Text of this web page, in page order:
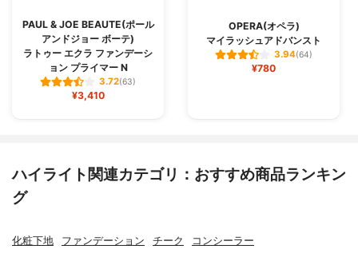
PAUL & JOE BEAUTE(ポール
アンドジョー ボーテ)
ラトゥー エクラ ファンデーシ
ョン プライマー N
3.72(63)
¥3,410
OPERA(オペラ)
マイラッシュアドバンスト
3.94(64)
¥780
ハイライト関連カテゴリ：おすすめ商品ランキン
グ
化粧下地 ファンデーション チーク コンシーラー